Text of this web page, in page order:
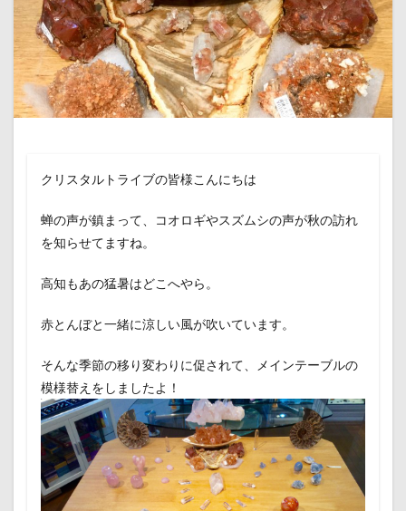
クリスタルトライブの皆様こんにちは
蝉の声が鎮まって、コオロギやスズムシの声が秋の訪れ
を知らせてますね。
高知もあの猛暑はどこへやら。
赤とんぼと一緒に涼しい風が吹いています。
そんな季節の移り変わりに促されて、メインテーブルの
模様替えをしましたよ！